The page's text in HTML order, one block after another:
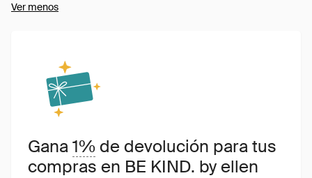
Ver menos
Gana1% de devolución para tus
compras en BE KIND. by ellen